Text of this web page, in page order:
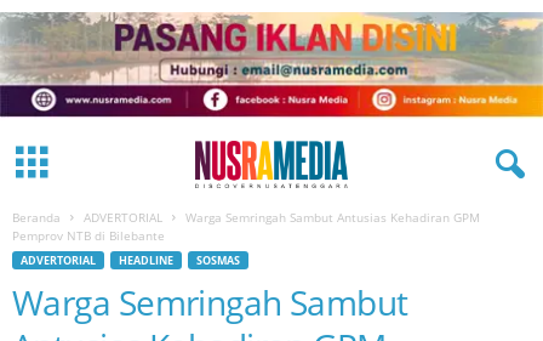
Beranda ADVERTORIAL
Warga Semringah Sambut Antusias Kehadiran GPM
Pemprov NTB di Bilebante
ADVERTORIAL HEADLINE SOSMAS
Warga Semringah Sambut